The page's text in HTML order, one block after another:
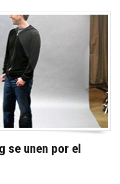
se unen por el